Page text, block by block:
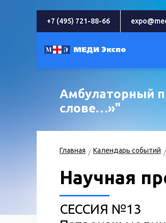
+7 (495) 721-88-66
Амбулаторный
слове…»"
Главная Календарь событий
Научная
СЕССИЯ №13